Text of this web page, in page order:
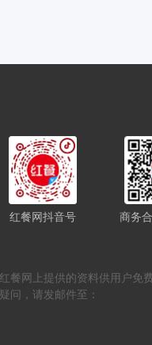
红餐网抖音号 商务
网上提供的资料供用户免
问，请发邮件至：